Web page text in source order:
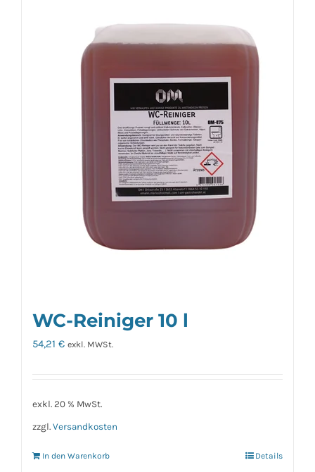
WC-Reiniger 10 l
54,21 € exkl. MWSt.
exkl. 20 % MwSt.
zzgl. Versandkosten
In den Warenkorb Details